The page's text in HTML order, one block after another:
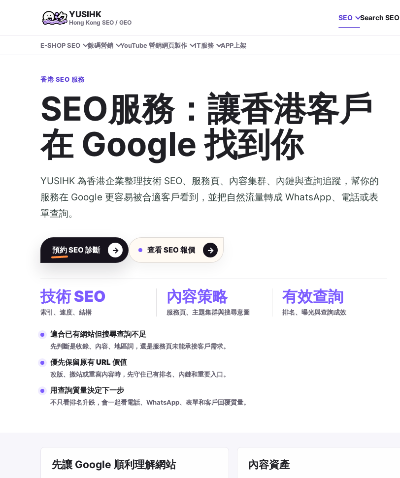
YUSIHK
Hong Kong SEO / GEO
SEO Search SEO
E-SHOP SEO 數碼營銷 YouTube 營銷網頁製作 IT服務 APP上架
香港 SEO 服務
SEO服務：讓香港客戶
在 Google 找到你
YUSIHK 為香港企業整理技術 SEO、服務頁、內容集群、內鏈與查詢追蹤，幫你的
服務在 Google 更容易被合適客戶看到，並把自然流量轉成 WhatsApp、電話或表
單查詢。
預約 SEO 診斷 查看 SEO 報價
技術 SEO
索引、速度、結構
內容策略
服務頁、主題集群與搜尋意圖
有效查詢
排名、曝光與查詢成效
適合已有網站但搜尋查詢不足
先判斷是收錄、內容、地區詞，還是服務頁未能承接客戶需求。
優先保留原有 URL 價值
改版、搬站或重寫內容時，先守住已有排名、內鏈和重要入口。
用查詢質量決定下一步
不只看排名升跌，會一起看電話、WhatsApp、表單和客戶回覆質量。
先讓 Google 順利理解網站 內容資產